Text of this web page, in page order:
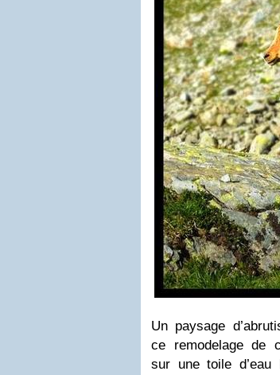
Un paysage
ce remodelage de
sur une toile d’eau